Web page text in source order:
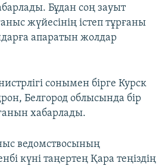
Бұдан соң зауыт
жүйесінің істеп тұрғаны
апаратын жолдар
сонымен бірге Курск
Белгород облысында бір
хабарлады.
ведомствосының
күні таңертең Қара теңіздің